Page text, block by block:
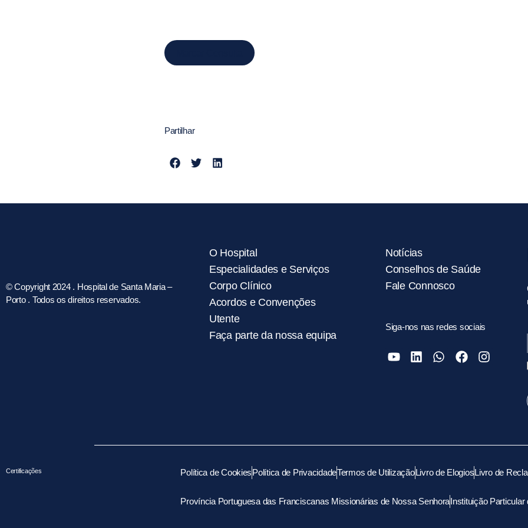
Partilhar
© Copyright 2024 . Hospital de Santa Maria –
Porto . Todos os direitos reservados.
O Hospital
Especialidades e Serviços
Corpo Clínico
Acordos e Convenções
Utente
Faça parte da nossa equipa
Notícias
Conselhos de Saúde
Fale Connosco
Siga-nos nas redes sociais
Certificações Política de CookiesPolítica de PrivacidadeTermos de UtilizaçãoLivro de ElogiosLivro de
Província Portuguesa das Franciscanas Missionárias de Nossa SenhoraInstituição Particular